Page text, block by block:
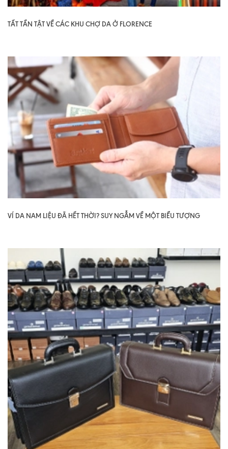
TẤT TẦN TẬT VỀ CÁC KHU CHỢ DA Ở FLORENCE
VÍ DA NAM LIỆU ĐÃ HẾT THỜI? SUY NGẪM VỀ MỘT BIỂU TƯỢNG